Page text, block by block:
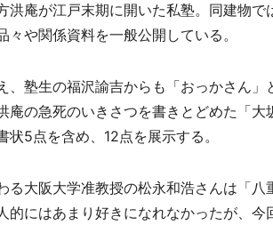
庵が江戸末期に開いた私塾。同建物で
や関係資料を一般公開している。
塾生の福沢諭吉からも「おっかさん」
庵の急死のいきさつを書きとどめた「大
5点を含め、12点を展示する。
大阪大学准教授の松永和浩さんは「八
的にはあまり好きになれなかったが、